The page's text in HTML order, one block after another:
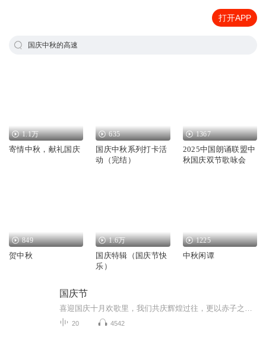
打开APP
国庆中秋的高速
1.1万
寄情中秋，献礼国庆
635
国庆中秋系列打卡活
动（完结）
1367
2025中国朗诵联盟中
秋国庆双节歌咏会
849
贺中秋
1.6万
国庆特辑（国庆节快
乐）
1225
中秋闲谭
国庆节
20 4542